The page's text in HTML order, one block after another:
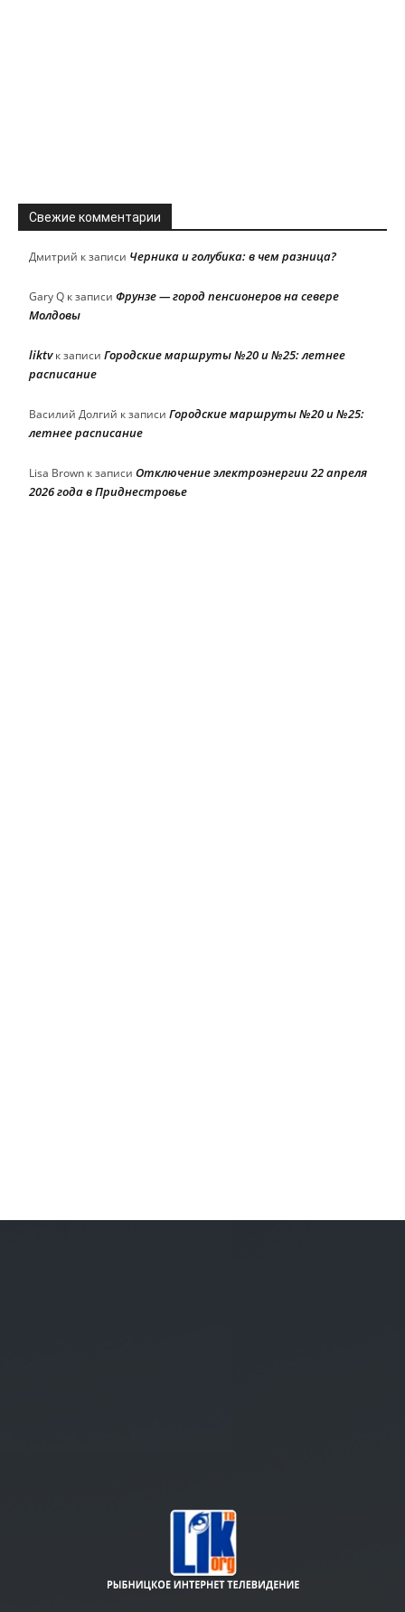
Свежие комментарии
Дмитрий к записи Черника и голубика: в чем разница?
Gary Q к записи Фрунзе — город пенсионеров на севере
Молдовы
liktvк записи Городские маршруты №20 и №25: летнее
расписание
Василий Долгий к записи Городские маршруты №20 и №25:
летнее расписание
Lisa Brown к записи Отключение электроэнергии 22 апреля
2026 года в Приднестровье